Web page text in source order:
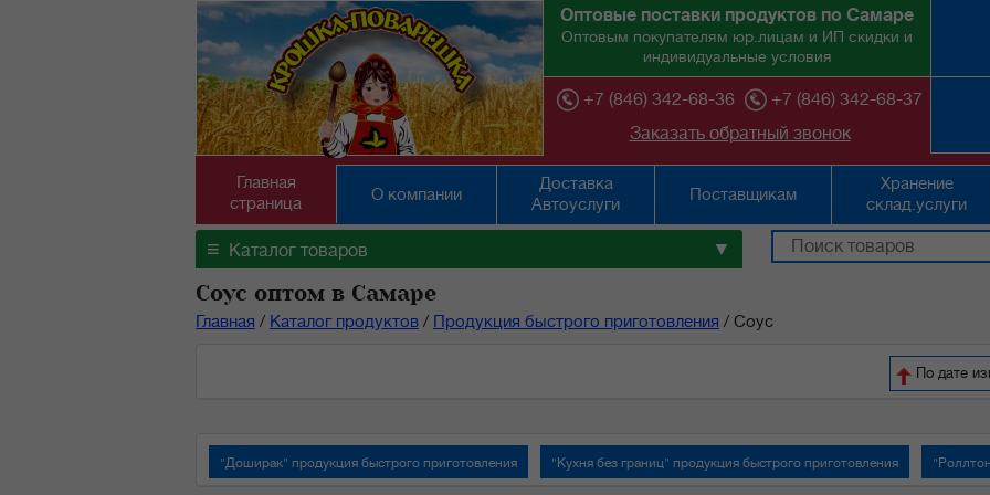
Оптовые поставки продуктов по Самаре
Оптовым покупателям юр.лицам и ИП скидки и
индивидуальные условия
+7 (846) 342-68-36
+7 (846) 342-68-37
Заказать обратный звонок
Главная
страница
О компании
Доставка
Автоуслуги
Поставщикам
Хранение
склад.услуги
≡ Каталог товаров ▼
Соус оптом в Самаре
Главная / Каталог продуктов / Продукция быстрого приготовления / Соус
По дате
"Доширак" продукция быстрого приготовления "Кухня без границ" продукция быстрого приготовления